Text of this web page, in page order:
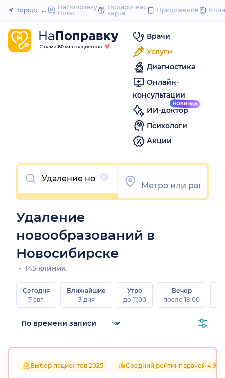
to
Закрыть
Город: Новосибирск
НаПоправку
Плюс
Подарочная
карта
Приложение
Врачи
Услуги
Диагностика
Онлайн-
консультации
ИИ-доктор
Психологи
Акции
Очистить
Удаление
новообразований в
Новосибирске
145 клиник
Сегодня
7 авг.
Ближайшие
3 дня
Утро
до 11:00
Вечер
после 18:00
Выбор пациентов 2025 Средний рейтинг врачей 4.9